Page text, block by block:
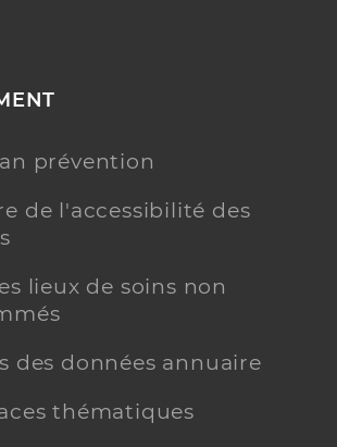
prévention
de l'accessibilité des
lieux de soins non
des données annuaire
thématiques